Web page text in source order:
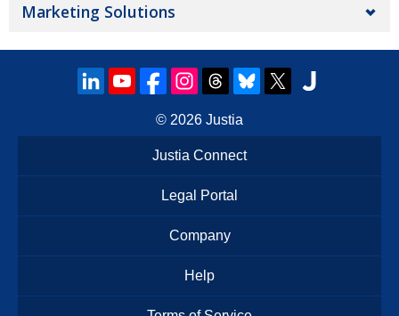
Marketing Solutions
© 2026 Justia
Justia Connect
Legal Portal
Company
Help